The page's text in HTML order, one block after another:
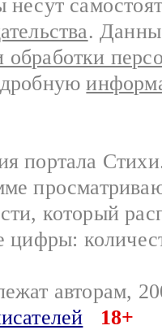
несут
.
обработки
портала
который
цифры:
авторам,
18+